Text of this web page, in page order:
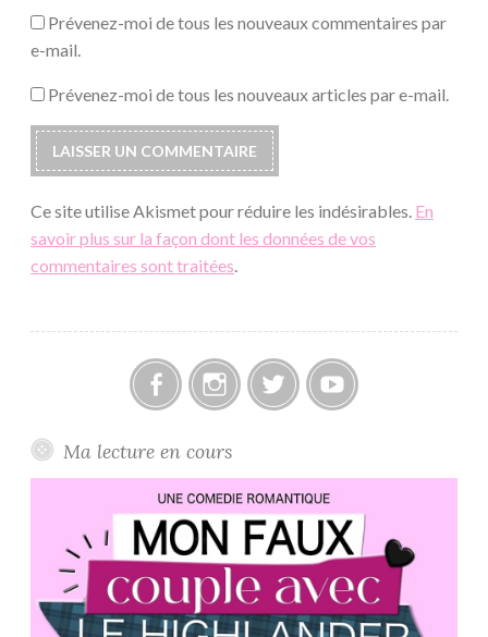
Prévenez-moi de tous les nouveaux commentaires par
e-mail.
Prévenez-moi de tous les nouveaux articles par e-mail.
Ce site utilise Akismet pour réduire les indésirables. En
savoir plus sur la façon dont les données de vos
commentaires sont traitées.
Ma lecture en cours